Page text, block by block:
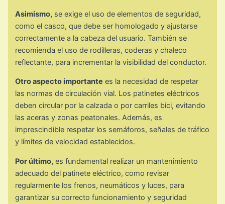
Asimismo, se exige el uso de elementos de seguridad,
como el casco, que debe ser homologado y ajustarse
correctamente a la cabeza del usuario. También se
recomienda el uso de rodilleras, coderas y chaleco
reflectante, para incrementar la visibilidad del conductor.
Otro aspecto importante es la necesidad de respetar
las normas de circulación vial. Los patinetes eléctricos
deben circular por la calzada o por carriles bici, evitando
las aceras y zonas peatonales. Además, es
imprescindible respetar los semáforos, señales de tráfico
y límites de velocidad establecidos.
Por último, es fundamental realizar un mantenimiento
adecuado del patinete eléctrico, como revisar
regularmente los frenos, neumáticos y luces, para
garantizar su correcto funcionamiento y seguridad